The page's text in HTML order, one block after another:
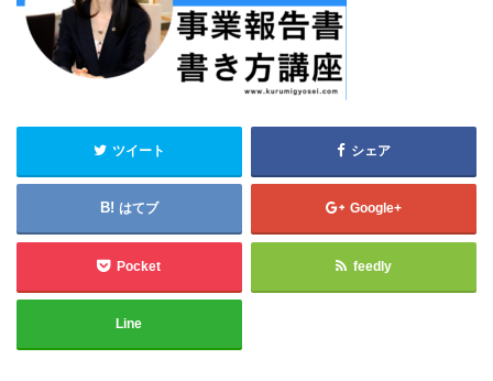
ツイート シェア
はてブ Google+
Pocket feedly
Line